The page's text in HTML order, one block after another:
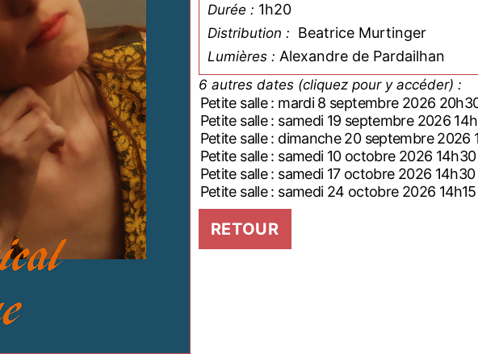
Durée : 1h20
Distribution : Beatrice Murtinger
Lumières : Alexandre de Pardailhan
6 autres dates (cliquez pour y accéder) :
Petite salle : mardi 8 septembre 2026
Petite salle : samedi 19 septembre 2026
Petite salle : dimanche 20 septembre 2026
Petite salle : samedi 10 octobre 2026 14h30
Petite salle : samedi 17 octobre 2026 14h30
Petite salle : samedi 24 octobre 2026 14h15